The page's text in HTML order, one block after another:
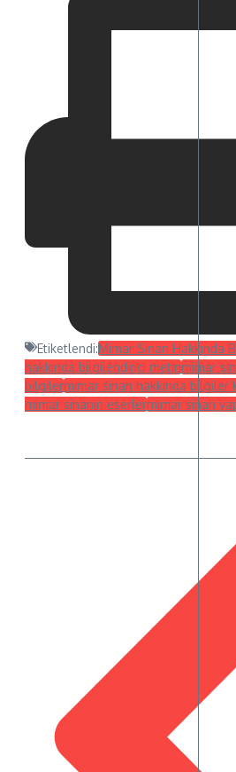
Etiketlendi:Mimar Sinan Hakkında
hakkında bilgilendirici metinmimar
bilgilermimar sinan hakkında bilgiler
mimar sinanın eserlermimar sinan